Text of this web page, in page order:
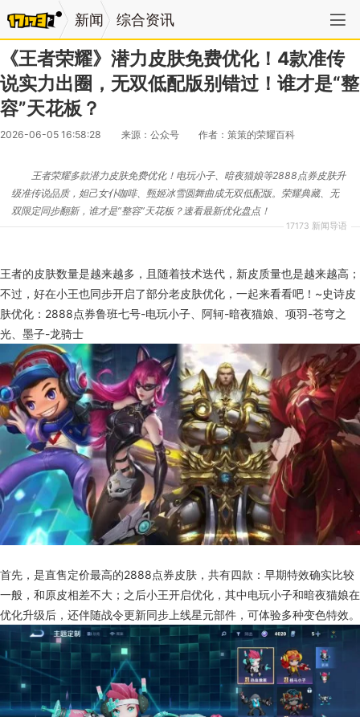
新闻 综合资讯
《王者荣耀》潜力皮肤免费优化！4款准传
说实力出圈，无双低配版别错过！谁才是“整
容”天花板？
2026-06-05 16:58:28 来源：公众号 作者：策策的荣耀百科
17173 新闻导语
王者荣耀多款潜力皮肤免费优化！电玩小子、暗夜猫娘等2888点券皮肤升
级准传说品质，妲己女仆咖啡、甄姬冰雪圆舞曲成无双低配版。荣耀典藏、无
双限定同步翻新，谁才是“整容”天花板？速看最新优化盘点！
王者的皮肤数量是越来越多，且随着技术迭代，新皮质量也是越来越高；
不过，好在小王也同步开启了部分老皮肤优化，一起来看看吧！~史诗皮
肤优化：2888点券鲁班七号-电玩小子、阿轲-暗夜猫娘、项羽-苍穹之
光、墨子-龙骑士
首先，是直售定价最高的2888点券皮肤，共有四款：早期特效确实比较
一般，和原皮相差不大；之后小王开启优化，其中电玩小子和暗夜猫娘在
优化升级后，还伴随战令更新同步上线星元部件，可体验多种变色特效。